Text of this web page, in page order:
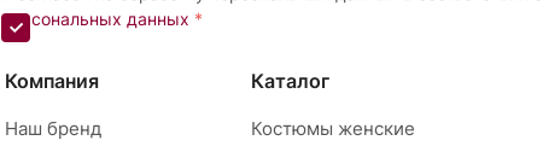
персональных данных *
Компания
Наш бренд
Каталог
Костюмы женские